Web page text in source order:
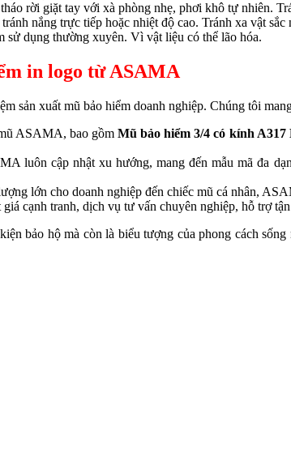
rời giặt tay với xà phòng nhẹ, phơi khô tự nhiên.
nắng trực tiếp hoặc nhiệt độ cao. Tránh xa vật sắc
sử dụng thường xuyên. Vì vật liệu có thể lão hóa.
in logo từ ASAMA
sản xuất mũ bảo hiểm doanh nghiệp. Chúng tôi
ASAMA, bao gồmMũ bảo hiểm 3/4 có kính A317
luôn cập nhật xu hướng, mang đến mẫu mã đa
lớn cho doanh nghiệp đến chiếc mũ cá nhân,
cạnh tranh, dịch vụ tư vấn chuyên nghiệp, hỗ trợ
bảo hộ mà còn là biểu tượng của phong cách